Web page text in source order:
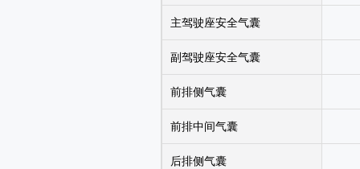
主驾驶座安全气囊
副驾驶座安全气囊
前排侧气囊
前排中间气囊
后排侧气囊